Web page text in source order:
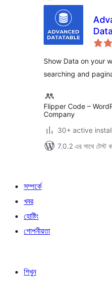
Show Data on your
searching and
Flipper Code –
Company
30+ active
7.0.2 এর সাথে টেস্ট
সম্পর্কে
খবর
হোষ্টিং
গোপনীয়তা
শিখুন